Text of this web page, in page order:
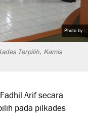
Photo by :
Terpilih, Kamis
Arif secara
pada pilkades